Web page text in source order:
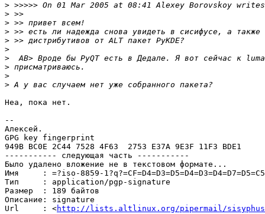
>
>
>
>
>
>
>
>
>
>
Неа, пока нет.
--
Алексей.
GPG key fingerprint
949B BC0E 2C44 7528 4F63  2753 E37A 9E3F 11F3 BDE1
----------- следующая часть -----------
Было удалено вложение не в текстовом формате...
Имя     : =?iso-8859-
Тип     : application/pgp-signature
Размер  : 189 байтов
Описание: signature
Url     : <http://lists.altlinux.org/pipermail/sisyphus/